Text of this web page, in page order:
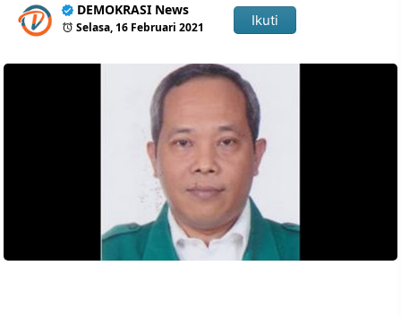
DEMOKRASI News
Selasa, 16 Februari 2021 Ikuti